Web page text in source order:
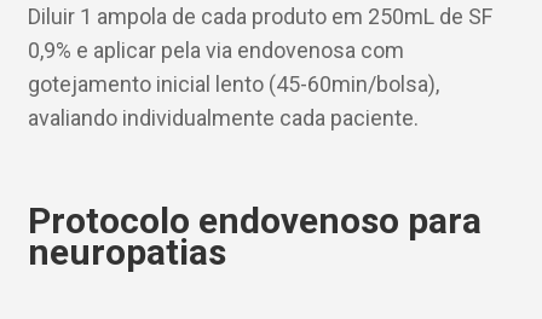
Diluir 1 ampola de cada produto em 250mL de SF
0,9% e aplicar pela via endovenosa com
gotejamento inicial lento (45-60min/bolsa),
avaliando individualmente cada paciente.
Protocolo endovenoso para
neuropatias